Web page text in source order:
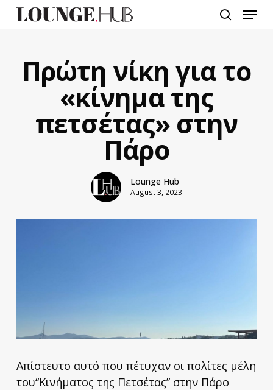
Menu
Πρώτη νίκη για το
«κίνημα της
πετσέτας» στην
Πάρο
Lounge Hub
August 3, 2023
Απίστευτο αυτό που πέτυχαν οι πολίτες μέλη
του“Κινήματος της Πετσέτας” στην Πάρο